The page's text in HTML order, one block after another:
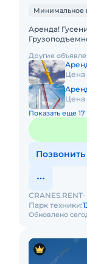
Минимальное
Аренда!
Грузоподъемность: 350
Другие
Цена
Цена
Показать еще 17
Позвонить
Обновлено
CRANES.RENT
Парк техники: